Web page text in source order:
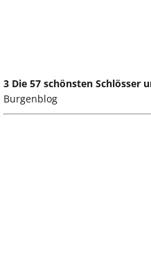
3 Die 57 schönsten Schlösser
Burgenblog